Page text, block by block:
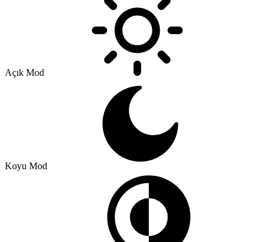
Açık Mod
Koyu Mod